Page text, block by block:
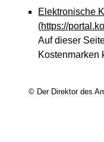
Elektronische
(https://
Auf dieser
Kostenmarken
© Der Direktor des